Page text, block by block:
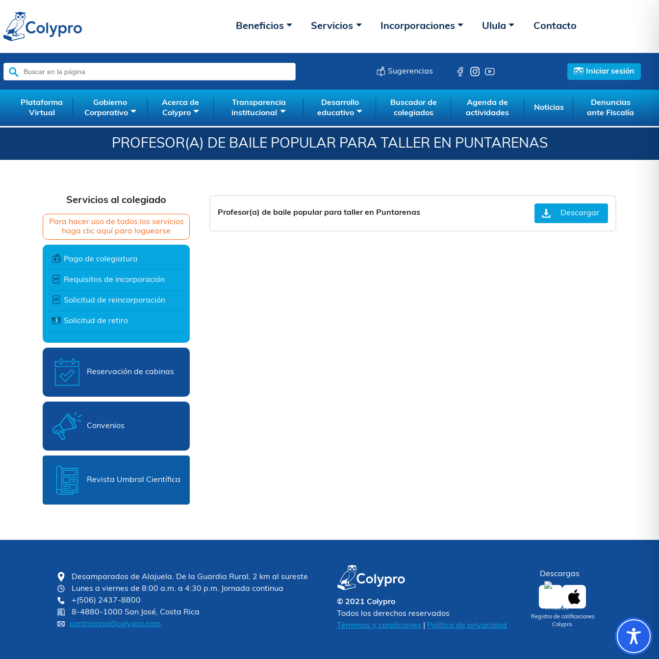
Beneficios Servicios Incorporaciones Ulula Contacto
Buscar:
Sugerencias Iniciar sesión
Plataforma
Virtual
Gobierno
Corporativo
Acerca de
Colypro
Transparencia
institucional
Desarrollo
educativo
Buscador de
colegiados
Agenda de
actividades
Noticias
Denuncias
ante Fiscalía
PROFESOR(A) DE BAILE POPULAR PARA TALLER EN PUNTARENAS
Servicios al colegiado
Para hacer uso de todos los servicios
haga clic aquí para loguearse
Pago de colegiatura
Requisitos de incorporación
Solicitud de reincorporación
Solicitud de retiro
Reservación de cabinas
Convenios
Revista Umbral Científica
Profesor(a) de baile popular para taller en Puntarenas Descargar
Desamparados de Alajuela. De la Guardia Rural, 2 km al sureste
Lunes a viernes de 8:00 a.m. a 4:30 p.m. Jornada continua
+(506) 2437-8800
8-4880-1000 San José, Costa Rica
contraloria@colypro.com
© 2021 Colypro
Todos los derechos reservados
Términos y condiciones
Política de privacidad
Descargas
Registro de calificaciones
Colypro.